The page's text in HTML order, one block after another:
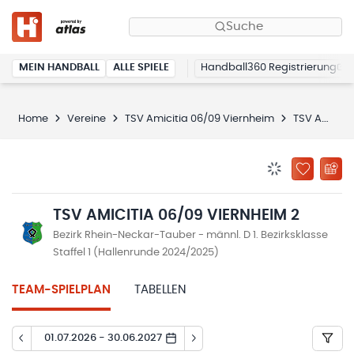
Suche
MEIN HANDBALL ALLE SPIELE Handball360 Registrierung
Home Vereine TSV Amicitia 06/09 Viernheim TSV Amicitia 06/09 Viernheim 2
ZU
TSV AMICITIA 06/09 VIERNHEIM 2
Bezirk Rhein-Neckar-Tauber - männl. D 1. Bezirksklasse
Staffel 1 (Hallenrunde 2024/2025)
TEAM-SPIELPLAN TABELLEN
01.07.2026 - 30.06.2027